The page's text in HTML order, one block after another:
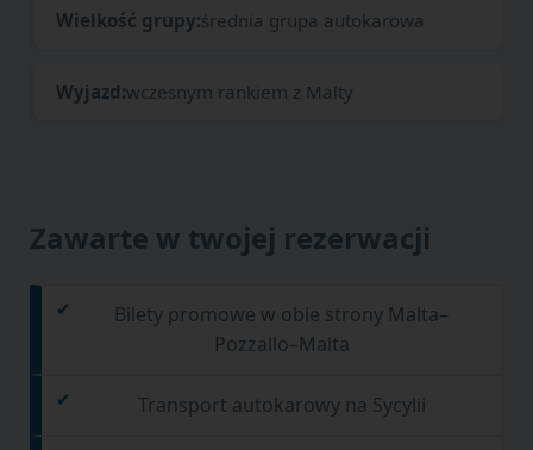
Wielkość grupy:średnia grupa autokarowa
Wyjazd:wczesnym rankiem z Malty
Zawarte w twojej rezerwacji
Bilety promowe w obie strony Malta–
Pozzallo–Malta
Transport autokarowy na Sycylii